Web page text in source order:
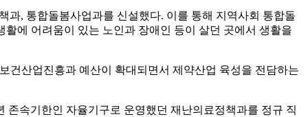
과, 통합돌봄사업과를 신설했다. 이를 통해 지역사회 통합돌
에 어려움이 있는 노인과 장애인 등이 살던 곳에서 생활을
건산업진흥과 예산이 확대되면서 제약산업 육성을 전담하는
속기한인 자율기구로 운영했던 재난의료정책과를 정규 직